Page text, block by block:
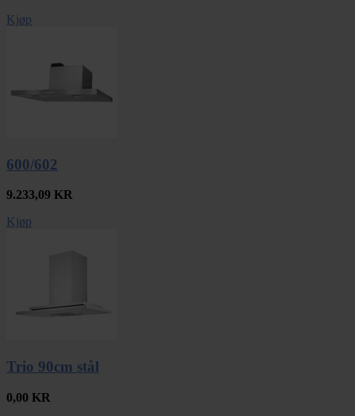
Kjøp
600/602
9.233,09 KR
Kjøp
Trio 90cm stål
0,00 KR